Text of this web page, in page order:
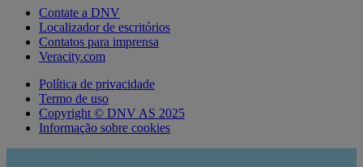
Contate a DNV
Localizador de escritórios
Contatos para imprensa
Veracity.com
Política de privacidade
Termo de uso
Copyright © DNV AS 2025
Informação sobre cookies